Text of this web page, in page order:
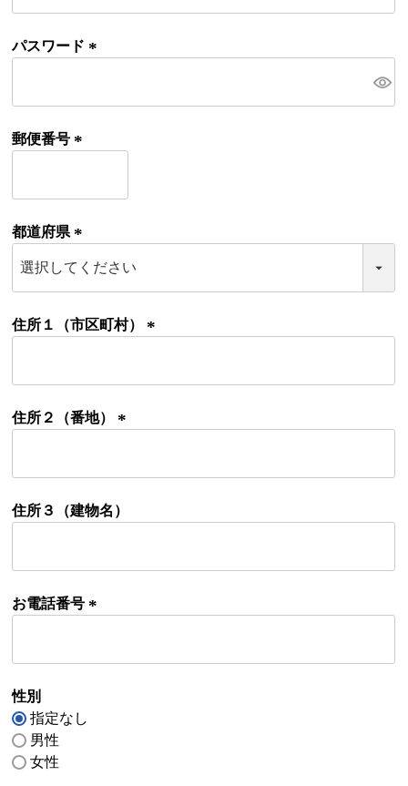
パスワード
郵便番号
)
都道府県
必
)
住所１（市区町村）
住所２（番地）
)
住所３（建物名）
お電話番号
性別
指定なし
男性
女性